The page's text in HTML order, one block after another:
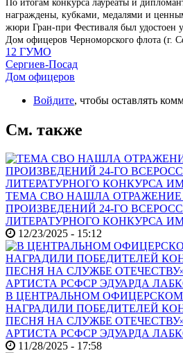
По итогам конкурса лауреаты и
награждены, кубками, медалями и
жюри Гран-при Фестиваля был удостоен
Дом офицеров Черноморского флота (г.
12 ГУМО
Сергиев-Посад
Дом офицеров
Войдите, чтобы оставлять
См. также
ТЕМА СВО НАШЛА ОТРАЖЕНИЕ
ПРОИЗВЕДЕНИЙ 24-ГО
ЛИТЕРАТУРНОГО КОНКУРСА
12/23/2025 - 15:12
В ЦЕНТРАЛЬНОМ ОФИЦЕРСКОМ
НАГРАДИЛИ ПОБЕДИТЕЛЕЙ
ПЕСНЯ НА СЛУЖБЕ
АРТИСТА РСФСР ЭДУАРДА
11/28/2025 - 17:58